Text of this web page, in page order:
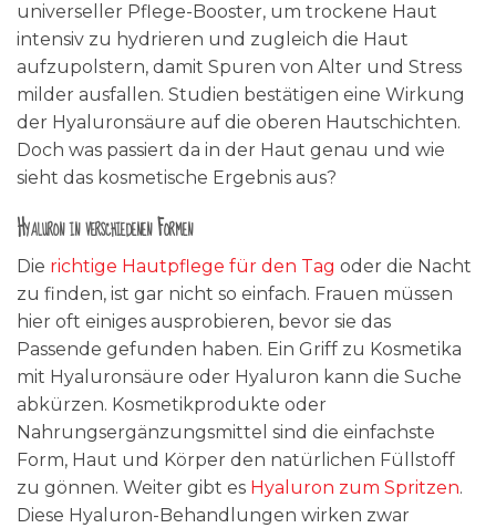
universeller Pflege-Booster, um trockene Haut
intensiv zu hydrieren und zugleich die Haut
aufzupolstern, damit Spuren von Alter und Stress
milder ausfallen. Studien bestätigen eine Wirkung
der Hyaluronsäure auf die oberen Hautschichten.
Doch was passiert da in der Haut genau und wie
sieht das kosmetische Ergebnis aus?
Hyaluron in verschiedenen Formen
Die richtige Hautpflege für den Tag oder die Nacht
zu finden, ist gar nicht so einfach. Frauen müssen
hier oft einiges ausprobieren, bevor sie das
Passende gefunden haben. Ein Griff zu Kosmetika
mit Hyaluronsäure oder Hyaluron kann die Suche
abkürzen. Kosmetikprodukte oder
Nahrungsergänzungsmittel sind die einfachste
Form, Haut und Körper den natürlichen Füllstoff
zu gönnen. Weiter gibt es Hyaluron zum Spritzen.
Diese Hyaluron-Behandlungen wirken zwar